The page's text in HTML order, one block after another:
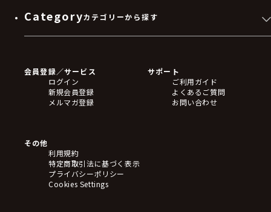
(2) 当社から連絡をしているにもかかわらず、お客
様から一定期間電子メールでのご返信を一切いただ
わず、お客様が購入された商品等を受領しない場合
(4) 支払能力がない場合、債務超過、無資力、破産
手続開始、民事再生手続開始、その他の倒産手続開
(6) 法律行為を有効に行う能力を有していない場合
(7) 決済事業者等から、お客様の本サービスの利用
を停止する要請があった場合
Categoryカテゴリーから探す
フィギュア
アクリルスタンド
バッジ
キーホルダー・ストラップ
ステッカー・シール・カード
タペストリー・ポスター
アームサポーター
ブレードホルダー
会員登録／サービス
ログイン
新規会員登録
メルマガ登録
サポート
ご利用ガイド
よくあるご質問
お問い合わせ
その他
利用規約
特定商取引法に基づく表示
プライバシーポリシー
Cookies Settings